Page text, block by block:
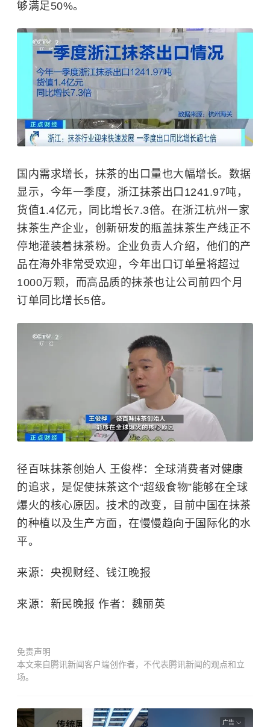
够满足50%。
国内需求增长，抹茶的出口量也大幅增长。数据
显示，今年一季度，浙江抹茶出口1241.97吨，
货值1.4亿元，同比增长7.3倍。在浙江杭州一家
抹茶生产企业，创新研发的瓶盖抹茶生产线正不
停地灌装着抹茶粉。企业负责人介绍，他们的产
品在海外非常受欢迎，今年出口订单量将超过
1000万颗，而高品质的抹茶也让公司前四个月
订单同比增长5倍。
径百味抹茶创始人 王俊桦：全球消费者对健康
的追求，是促使抹茶这个“超级食物”能够在全球
爆火的核心原因。技术的改变，目前中国在抹茶
的种植以及生产方面，在慢慢趋向于国际化的水
平。
来源：央视财经、钱江晚报
来源：新民晚报 作者：魏丽英
免责声明
本文来自腾讯新闻客户端创作者，不代表腾讯新闻的观点和立
场。
广告